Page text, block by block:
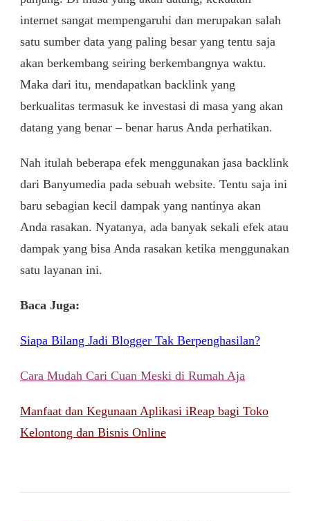
internet sangat mempengaruhi dan merupakan salah
satu sumber data yang paling besar yang tentu saja
akan berkembang seiring berkembangnya waktu.
Maka dari itu, mendapatkan backlink yang
berkualitas termasuk ke investasi di masa yang akan
datang yang benar – benar harus Anda perhatikan.
Nah itulah beberapa efek menggunakan jasa backlink
dari Banyumedia pada sebuah website. Tentu saja ini
baru sebagian kecil dampak yang nantinya akan
Anda rasakan. Nyatanya, ada banyak sekali efek atau
dampak yang bisa Anda rasakan ketika menggunakan
satu layanan ini.
Baca Juga:
Siapa Bilang Jadi Blogger Tak Berpenghasilan?
Cara Mudah Cari Cuan Meski di Rumah Aja
Manfaat dan Kegunaan Aplikasi iReap bagi Toko
Kelontong dan Bisnis Online